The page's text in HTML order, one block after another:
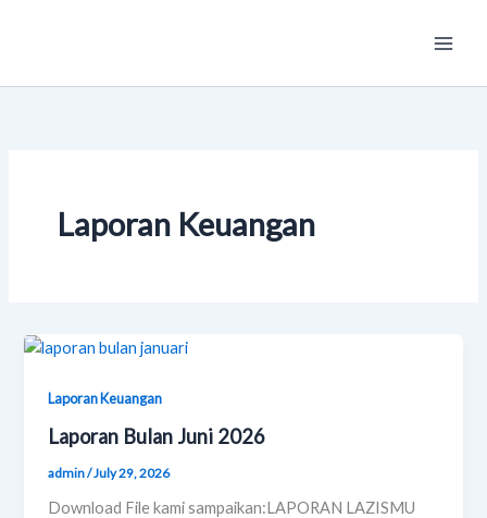
Menu
Laporan Keuangan
Laporan Keuangan
Laporan Bulan Juni 2026
admin/July 29, 2026
Download File kami sampaikan:LAPORAN LAZISMU